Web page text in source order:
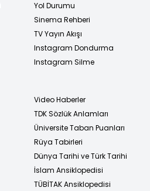
Yol Durumu
Sinema Rehberi
TV Yayın Akışı
Instagram Dondurma
Instagram Silme
Video Haberler
TDK Sözlük Anlamları
Üniversite Taban Puanları
Rüya Tabirleri
Dünya Tarihi ve Türk Tarihi
İslam Ansiklopedisi
TÜBİTAK Ansiklopedisi